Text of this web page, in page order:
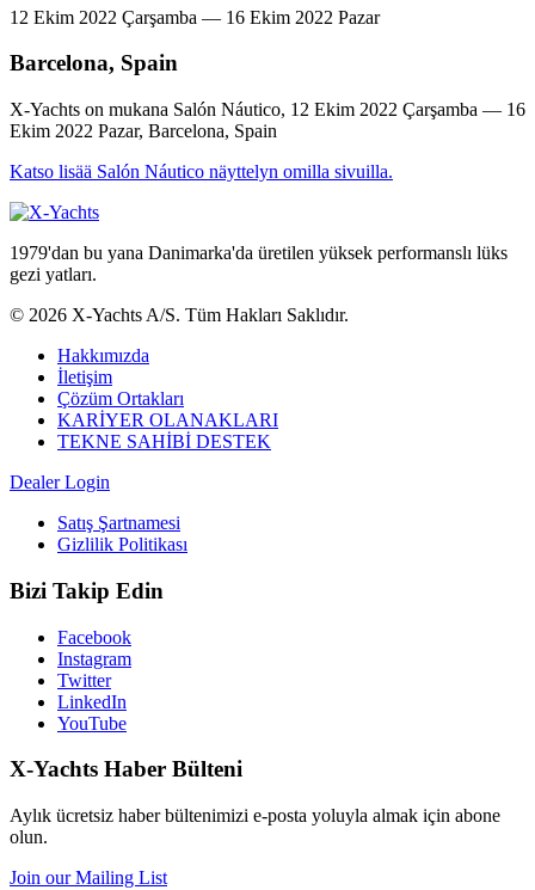
12 Ekim 2022 Çarşamba — 16 Ekim 2022 Pazar
Barcelona, Spain
X-Yachts on mukana Salón Náutico, 12 Ekim 2022 Çarşamba — 16
Ekim 2022 Pazar, Barcelona, Spain
Katso lisää Salón Náutico näyttelyn omilla sivuilla.
1979'dan bu yana Danimarka'da üretilen yüksek performanslı lüks
gezi yatları.
© 2026 X-Yachts A/S. Tüm Hakları Saklıdır.
Hakkımızda
İletişim
Çözüm Ortakları
KARİYER OLANAKLARI
TEKNE SAHİBİ DESTEK
Dealer Login
Satış Şartnamesi
Gizlilik Politikası
Bizi Takip Edin
Facebook
Instagram
Twitter
LinkedIn
YouTube
X-Yachts Haber Bülteni
Aylık ücretsiz haber bültenimizi e-posta yoluyla almak için abone
olun.
Join our Mailing List